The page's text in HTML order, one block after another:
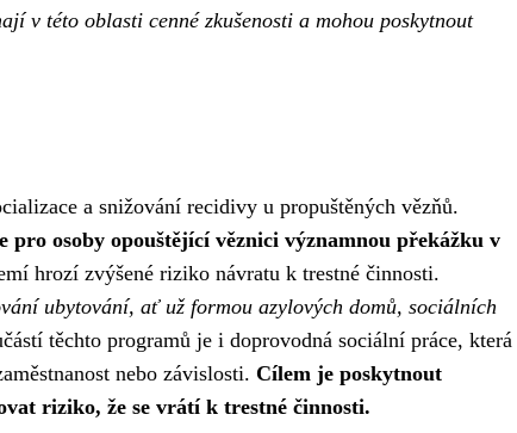
v této oblasti cenné zkušenosti a mohou poskytnout
a snižování recidivy u propuštěných vězňů.
pro osoby opouštějící věznici významnou překážku v
hrozí zvýšené riziko návratu k trestné činnosti.
ubytování, ať už formou azylových domů, sociálních
těchto programů je i doprovodná sociální práce, která
nebo závislosti. Cílem je poskytnout
riziko, že se vrátí k trestné činnosti.